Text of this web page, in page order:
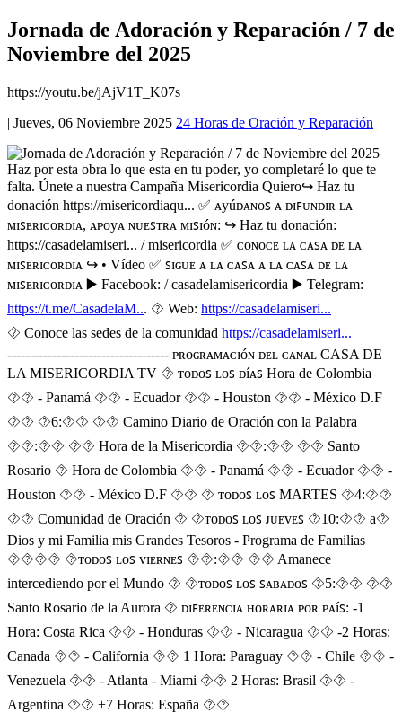
Jornada de Adoración y Reparación / 7 de
Noviembre del 2025
https://youtu.be/jAjV1T_K07s
| Jueves, 06 Noviembre 2025 24 Horas de Oración y Reparación
Haz por esta obra lo que esta en tu poder, yo completaré lo que te
falta. Únete a nuestra Campaña Misericordia Quiero↪️ Haz tu
donación https://misericordiaqu... ✅ ᴀyúᴅᴀɴᴏꜱ ᴀ ᴅɪꜰᴜɴᴅɪʀ ʟᴀ
ᴍɪꜱᴇʀɪᴄᴏʀᴅɪᴀ, ᴀᴩᴏyᴀ ɴᴜᴇꜱᴛʀᴀ ᴍɪꜱɪóɴ: ↪️ Haz tu donación:
https://casadelamiseri... / misericordia ✅ ᴄᴏɴᴏᴄᴇ ʟᴀ ᴄᴀꜱᴀ ᴅᴇ ʟᴀ
ᴍɪꜱᴇʀɪᴄᴏʀᴅɪᴀ ↪️ • Vídeo ✅ ꜱɪɢᴜᴇ ᴀ ʟᴀ ᴄᴀꜱᴀ ᴀ ʟᴀ ᴄᴀꜱᴀ ᴅᴇ ʟᴀ
ᴍɪꜱᴇʀɪᴄᴏʀᴅɪᴀ ▶️ Facebook: / casadelamisericordia ▶️ Telegram:
https://t.me/CasadelaM... ⯑️ Web: https://casadelamiseri...
⯑ Conoce las sedes de la comunidad https://casadelamiseri...
------------------------------------ ᴩʀᴏɢʀᴀᴍᴀᴄɪóɴ ᴅᴇʟ ᴄᴀɴᴀʟ CASA DE
LA MISERICORDIA TV ⯑ ᴛᴏᴅᴏꜱ ʟᴏꜱ ᴅíᴀꜱ Hora de Colombia
⯑⯑ - Panamá ⯑⯑ - Ecuador ⯑⯑ - Houston ⯑⯑ - México D.F
⯑⯑ ⯑6:⯑⯑ ⯑⯑ Camino Diario de Oración con la Palabra
⯑⯑:⯑⯑ ⯑⯑ Hora de la Misericordia ⯑⯑:⯑⯑ ⯑⯑ Santo
Rosario ⯑ Hora de Colombia ⯑⯑ - Panamá ⯑⯑ - Ecuador ⯑⯑ -
Houston ⯑⯑ - México D.F ⯑⯑ ⯑ ᴛᴏᴅᴏꜱ ʟᴏꜱ MARTES ⯑4:⯑⯑
⯑⯑ Comunidad de Oración ⯑ ⯑ᴛᴏᴅᴏꜱ ʟᴏꜱ ᴊᴜᴇᴠᴇꜱ ⯑10:⯑⯑ a⯑
Dios y mi Familia mis Grandes Tesoros - Programa de Familias
⯑‍⯑‍⯑‍⯑ ⯑ᴛᴏᴅᴏꜱ ʟᴏꜱ ᴠɪᴇʀɴᴇꜱ ⯑⯑:⯑⯑ ⯑⯑ Amanece
intercediendo por el Mundo ⯑ ⯑ᴛᴏᴅᴏꜱ ʟᴏꜱ ꜱᴀʙᴀᴅᴏꜱ ⯑5:⯑⯑ ⯑⯑
Santo Rosario de la Aurora ⯑ ᴅɪꜰᴇʀᴇɴᴄɪᴀ ʜᴏʀᴀʀɪᴀ ᴩᴏʀ ᴩᴀíꜱ: -1
Hora: Costa Rica ⯑⯑ - Honduras ⯑⯑ - Nicaragua ⯑⯑ -2 Horas:
Canada ⯑⯑ - California ⯑⯑ 1 Hora: Paraguay ⯑⯑ - Chile ⯑⯑ -
Venezuela ⯑⯑ - Atlanta - Miami ⯑⯑ 2 Horas: Brasil ⯑⯑ -
Argentina ⯑⯑ +7 Horas: España ⯑⯑